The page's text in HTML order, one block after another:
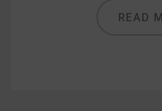
READ